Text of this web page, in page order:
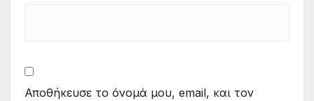
Αποθήκευσε το όνομά μου, email, και τον